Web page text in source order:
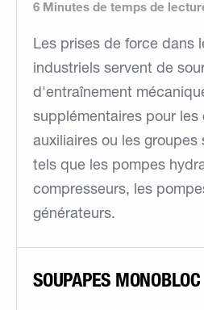
6 Minutes de temps de
Les prises de force dans
industriels servent de
d'entraînement
supplémentaires pour les
auxiliaires ou les groupes
tels que les pompes
compresseurs, les
générateurs.
SOUPAPES MONOBLOC